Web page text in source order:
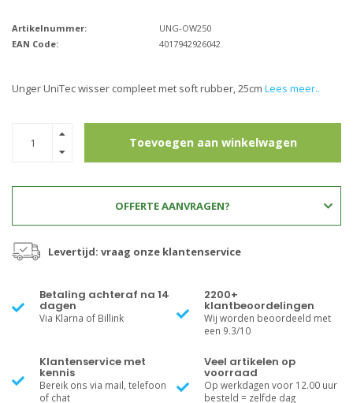
Artikelnummer:
UNG-OW250
EAN Code:
4017942926042
Unger UniTec wisser compleet met soft rubber, 25cm Lees meer..
Toevoegen aan winkelwagen
OFFERTE AANVRAGEN?
Levertijd: vraag onze klantenservice
Betaling achteraf na 14
dagen
Via Klarna of Billink
2200+
klantbeoordelingen
Wij worden beoordeeld met
een 9.3/10
Klantenservice met
kennis
Bereik ons via mail, telefoon
of chat
Veel artikelen op
voorraad
Op werkdagen voor 12.00 uur
besteld = zelfde dag